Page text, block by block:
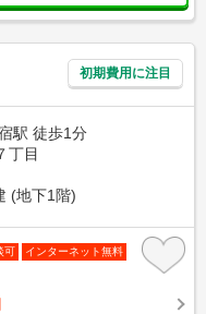
初期費用に注目
駅 徒歩1分
丁目
(地下1階)
可 インターネット無料